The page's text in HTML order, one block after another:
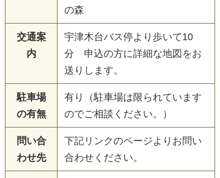
の森
交通案
内
宇津木台バス停より歩いて10
分 申込の方に詳細な地図をお
送りします。
駐車場
の有無
有り（駐車場は限られています
のでご相談ください。）
問い合
わせ先
下記リンクのページよりお問い
合わせください。